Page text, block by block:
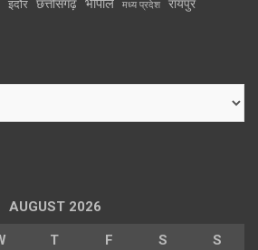
इंदौर छत्तीसगढ़ भोपाल मध्य प्रदेश रायपुर
AUGUST 2026
T F S S